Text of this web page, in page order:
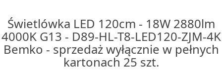
Świetlówka LED 120cm - 18W 2880lm
4000K G13 - D89-HL-T8-LED120-ZJM-4K
Bemko - sprzedaż wyłącznie w pełnych
kartonach 25 szt.